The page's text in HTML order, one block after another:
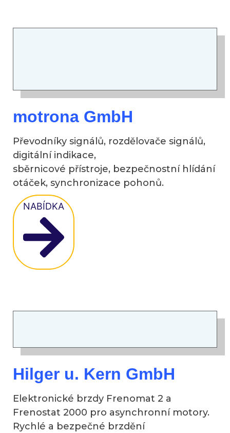
motrona GmbH
Převodníky signálů, rozdělovače signálů,
digitální indikace,
sběrnicové přístroje, bezpečnostní hlídání
otáček, synchronizace pohonů.
NABÍDKA
Hilger u. Kern GmbH
Elektronické brzdy Frenomat 2 a
Frenostat 2000 pro asynchronní motory.
Rychlé a bezpečné brzdění